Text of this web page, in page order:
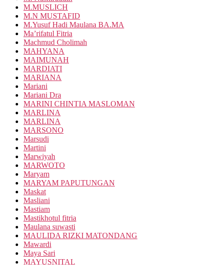
M.MUSLICH
M.N MUSTAFID
M.Yusuf Hadi Maulana BA.MA
Ma’rifatul Fitria
Machmud Cholimah
MAHYANA
MAIMUNAH
MARDIATI
MARIANA
Mariani
Mariani Dra
MARINI CHINTIA MASLOMAN
MARLINA
MARLINA
MARSONO
Marsudi
Martini
Marwiyah
MARWOTO
Maryam
MARYAM PAPUTUNGAN
Maskat
Masliani
Mastiam
Mastikhotul fitria
Maulana suwasti
MAULIDA RIZKI MATONDANG
Mawardi
Maya Sari
MAYUSNITAL